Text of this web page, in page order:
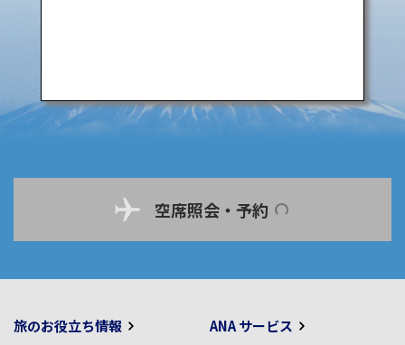
空席照会・予約
旅のお役立ち情報 ANA サービス